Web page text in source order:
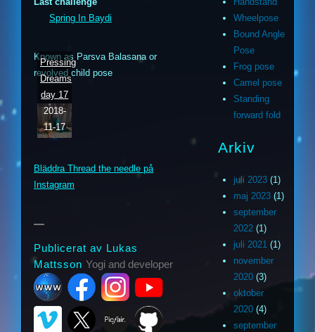
Spring In Baydi
Known as Parsva Balasana or
revolved child pose
Pressing
Dreams
day 17
2018-
11-17
Bläddra Thread the needle på
Instagram
Publicerat av Lukas
Mattsson Yogi and developer
Wheelpose
Bound Angle
Pose
Frog pose
Camel pose
Standing
forward fold
Arkiv
juli 2023(1)
maj 2023(1)
september
2022(1)
juli 2021(1)
november
2020(3)
oktober
2020(4)
september